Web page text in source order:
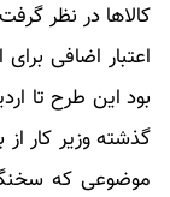
کالاها در نظر
اعتبار اضافی
بود این طرح تا
گذشته وزیر کار
موضوعی که